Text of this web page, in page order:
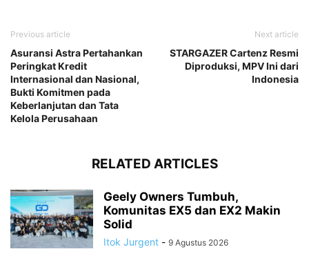
Previous article
Asuransi Astra Pertahankan
Peringkat Kredit
Internasional dan Nasional,
Bukti Komitmen pada
Keberlanjutan dan Tata
Kelola Perusahaan
Next article
STARGAZER Cartenz Resmi
Diproduksi, MPV Ini dari
Indonesia
RELATED ARTICLES
Geely Owners Tumbuh,
Komunitas EX5 dan EX2 Makin
Solid
Itok Jurgent - 9 Agustus 2026